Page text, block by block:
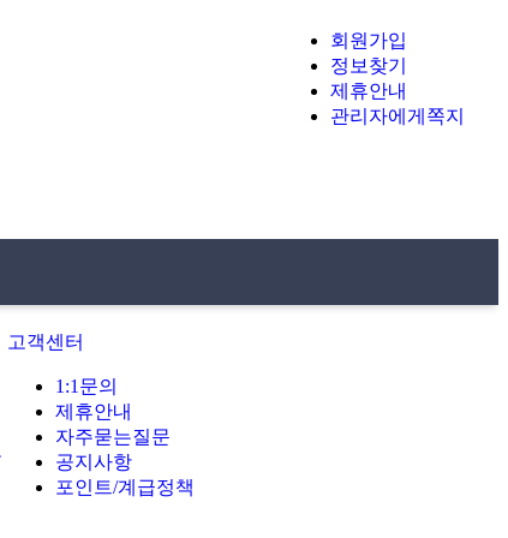
회원가입
정보찾기
제휴안내
관리자에게쪽지
고객센터
1:1문의
제휴안내
자주묻는질문
공지사항
포인트/계급정책